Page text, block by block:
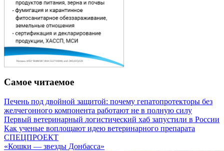
Самое читаемое
Печень под двойной защитой: почему гепатопротекторы без
желчегонного компонента работают не в полную силу
Первый ветеринарный логистический хаб запустили в России
Как ученые воплощают идею ветеринарного препарата
СПЕЦПРОЕКТ
«Кошки — звезды Донбасса»